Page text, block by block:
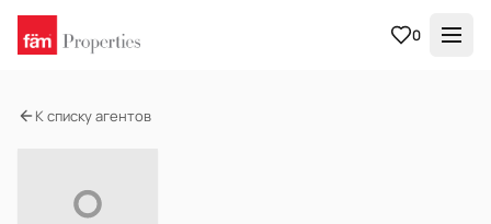
0
К списку агентов